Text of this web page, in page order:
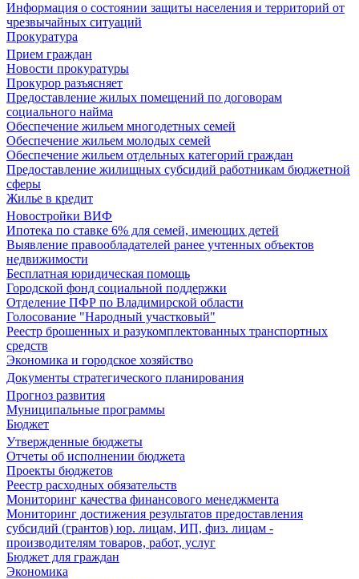
Информация о состоянии защиты населения и территорий от
чрезвычайных ситуаций
Прокуратура
Прием граждан
Новости прокуратуры
Прокурор разъясняет
Предоставление жилых помещений по договорам
социального найма
Обеспечение жильем многодетных семей
Обеспечение жильем молодых семей
Обеспечение жильем отдельных категорий граждан
Предоставление жилищных субсидий работникам бюджетной
сферы
Жилье в кредит
Новостройки ВИФ
Ипотека по ставке 6% для семей, имеющих детей
Выявление правообладателей ранее учтенных объектов
недвижимости
Бесплатная юридическая помощь
Городской фонд социальной поддержки
Отделение ПФР по Владимирской области
Голосование "Народный участковый"
Реестр брошенных и разукомплектованных транспортных
средств
Экономика и городское хозяйство
Документы стратегического планирования
Прогноз развития
Муниципальные программы
Бюджет
Утвержденные бюджеты
Отчеты об исполнении бюджета
Проекты бюджетов
Реестр расходных обязательств
Мониторинг качества финансового менеджмента
Мониторинг достижения результатов предоставления
субсидий (грантов) юр. лицам, ИП, физ. лицам -
производителям товаров, работ, услуг
Бюджет для граждан
Экономика